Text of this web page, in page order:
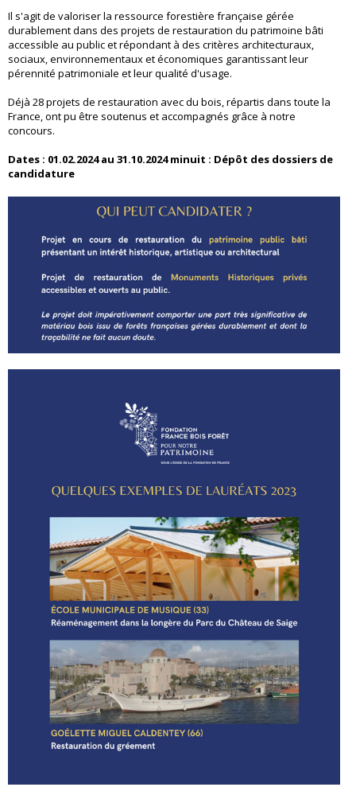
Il s'agit de valoriser la ressource forestière française gérée
durablement dans des projets de restauration du patrimoine bâti
accessible au public et répondant à des critères architecturaux,
sociaux, environnementaux et économiques garantissant leur
pérennité patrimoniale et leur qualité d'usage.
Déjà 28 projets de restauration avec du bois, répartis dans toute la
France, ont pu être soutenus et accompagnés grâce à notre
concours.
Dates : 01.02.2024 au 31.10.2024 minuit : Dépôt des dossiers de
candidature